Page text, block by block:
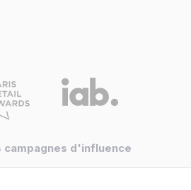
campagnes d'influence